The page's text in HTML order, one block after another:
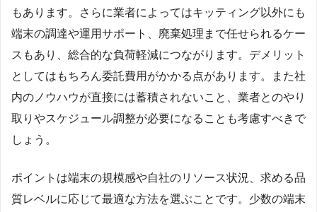
もあります。さらに業者によってはキッティング以外にも
端末の調達や運用サポート、廃棄処理まで任せられるケー
スもあり、総合的な負荷軽減につながります。デメリット
としてはもちろん委託費用がかかる点があります。また社
内のノウハウが直接には蓄積されないこと、業者とのやり
取りやスケジュール調整が必要になることも考慮すべきで
しょう。
ポイントは端末の規模感や自社のリソース状況、求める品
質レベルに応じて最適な方法を選ぶことです。少数の端末